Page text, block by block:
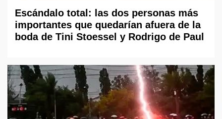
Escándalo total: las dos personas más
importantes que quedarían afuera de la
boda de Tini Stoessel y Rodrigo de Paul